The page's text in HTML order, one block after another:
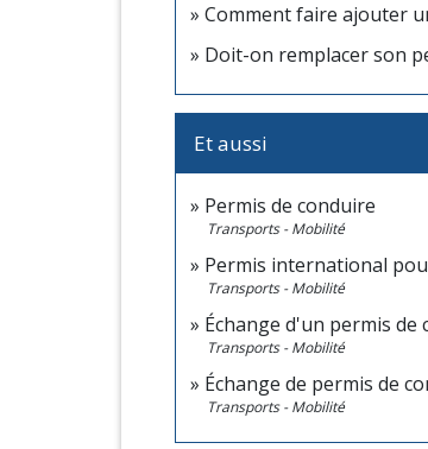
Comment faire ajouter
Doit-on remplacer son
Et aussi
Permis de conduire
Transports - Mobilité
Permis international
Transports - Mobilité
Échange d'un permis de
Transports - Mobilité
Échange de permis de
Transports - Mobilité